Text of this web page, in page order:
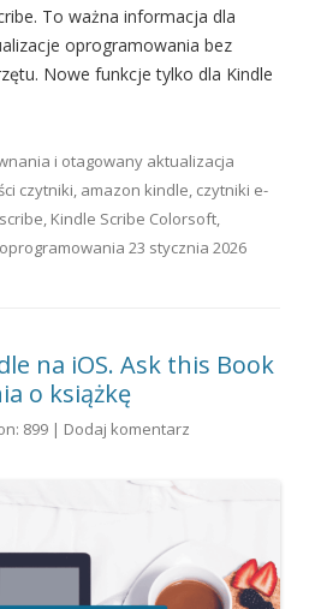
To ważna informacja dla
oprogramowania bez
Nowe funkcje tylko dla Kindle
i otagowany aktualizacja
czytniki, amazon kindle, czytniki e-
, Kindle Scribe Colorsoft,
23 stycznia 2026
na iOS. Ask this Book
o książkę
899 | Dodaj komentarz